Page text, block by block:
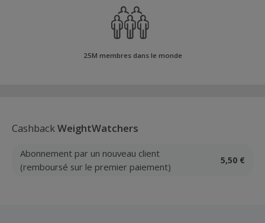
25M membres dans le monde
CashbackWeightWatchers
Abonnement par un nouveau client
(remboursé sur le premier paiement)
5,50 €